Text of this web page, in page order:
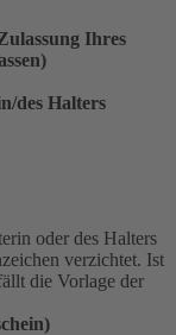
Ihres
des Halters
oder des Halters
verzichtet. Ist
die Vorlage der